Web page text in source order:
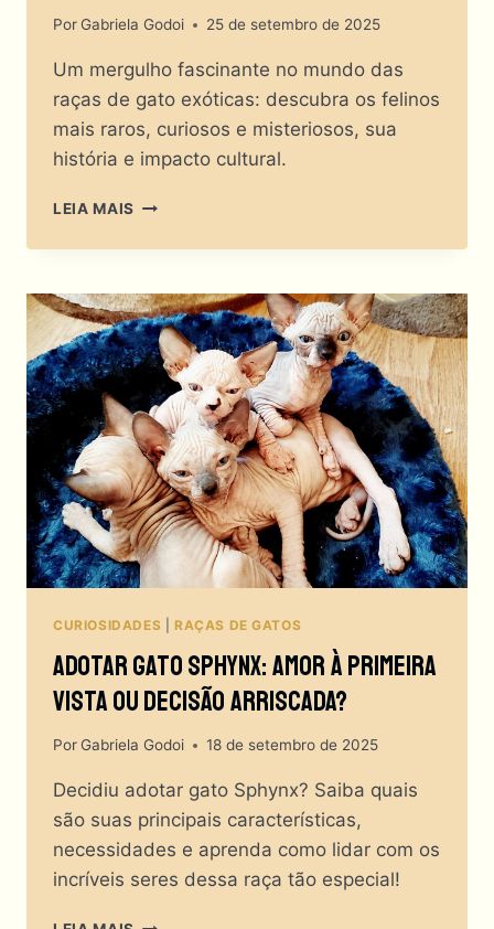
PorGabriela Godoi 25 de setembro de 2025
Um mergulho fascinante no mundo das
raças de gato exóticas: descubra os felinos
mais raros, curiosos e misteriosos, sua
história e impacto cultural.
LEIA MAIS QUAIS
AS
DE
GATO
EXÓTICAS
MAIS
IMPRESSIONANTES
DO
PLANETA?
CURIOSIDADES RAÇAS DE GATOS
Adotar Gato Sphynx: Amor À Primeira
Vista Ou Decisão Arriscada?
PorGabriela Godoi 18 de setembro de 2025
Decidiu adotar gato Sphynx? Saiba quais
são suas principais características,
necessidades e aprenda como lidar com os
incríveis seres dessa raça tão especial!
ADOTAR